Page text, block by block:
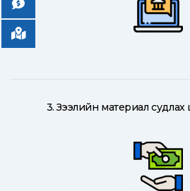
3. Зээлийн материал